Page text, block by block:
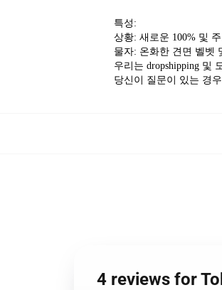
특성:
상황: 새로운 100% 및
물자: 온화한 견면 벨벳
우리는 dropshipping 및
당신이 질문이 있는 경
4 reviews for